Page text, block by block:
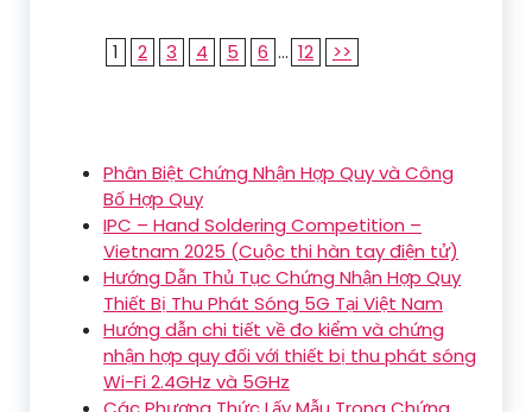
1 2 3 4 5 6 ... 12 >>
Phân Biệt Chứng Nhận Hợp Quy và Công
Bố Hợp Quy
IPC – Hand Soldering Competition –
Vietnam 2025 (Cuộc thi hàn tay điện tử)
Hướng Dẫn Thủ Tục Chứng Nhận Hợp Quy
Thiết Bị Thu Phát Sóng 5G Tại Việt Nam
Hướng dẫn chi tiết về đo kiểm và chứng
nhận hợp quy đối với thiết bị thu phát sóng
Wi-Fi 2.4GHz và 5GHz